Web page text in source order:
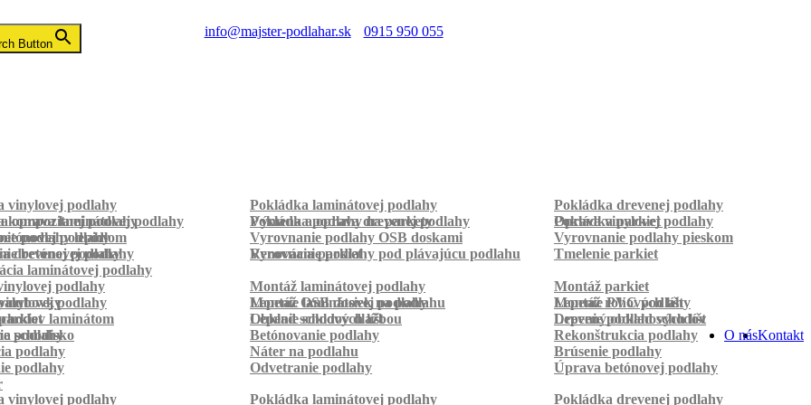
info@majster-podlahar.sk
0915 950 055
Button
vinylovej podlahy Pokládka laminátovej podlahy
Pokládka drevenej podlahy
kompozitnej podlahy Pokládka podlahy na parkety Pokládka parkiet
oprava laminátovej podlahy Výmena a oprava drevenej podlahy
Oprava vinylovej podlahy
podlahy
podlahy lepidlom Vyrovnanie podlahy OSB doskami
Vyrovnanie podlahy pieskom
betónovej podlahy Vyrovnanie podlahy pod plávajúcu podlahu
drevenej podlahy Renovácia parkiet
Tmelenie parkiet
laminátovej podlahy
podlahy Montáž laminátovej podlahy
Montáž parkiet
Montáž OSB dosiek na podlahu
Montáž rohových líšt
podlahy Lepenie laminátovej podlahy
Lepenie PVC podlahy
Lepenie soklových líšt Lepenie podlahových líšt
laminátom Obklad schodov dlažbou
Drevený obklad schodov
schodisko
podlahy Betónovanie podlahy
Rekonštrukcia podlahy
podlahy Náter na podlahu
Brúsenie podlahy
podlahy Odvetranie podlahy
Úprava betónovej podlahy
Kontakt
O nás
vinylovej podlahy Pokládka laminátovej podlahy
Pokládka drevenej podlahy